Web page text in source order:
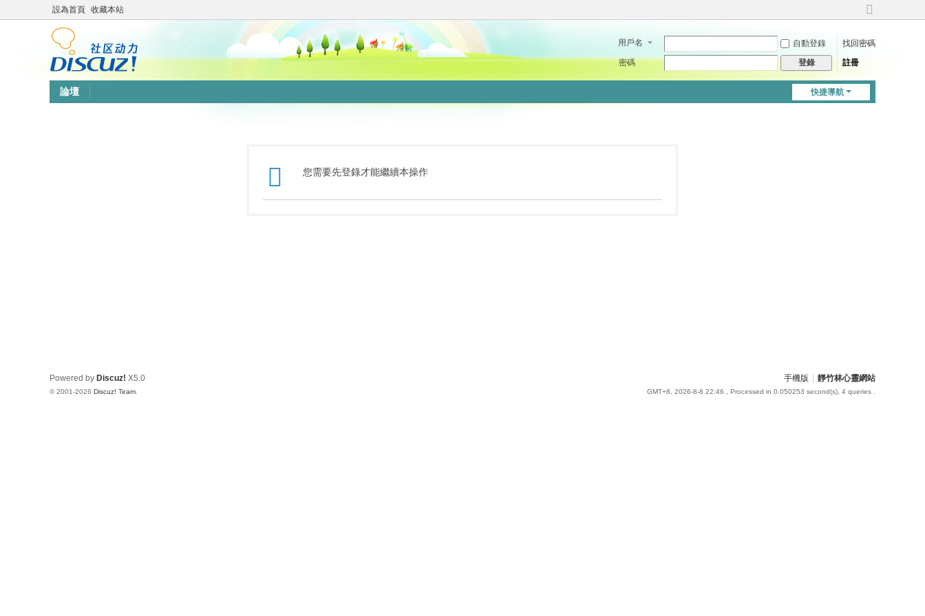
設為首頁 收藏本站
切
到
用戶名 自動登錄
找回密碼
密碼
登錄 註冊
快捷導航
論壇
您需要先登錄才能繼續本操作
手機版 靜竹林心靈網站
GMT+8, 2026-8-8 22:46 , Processed in 0.050253 second(s), 4 queries .
Powered by Discuz! X5.0
© 2001-2026 Discuz! Team